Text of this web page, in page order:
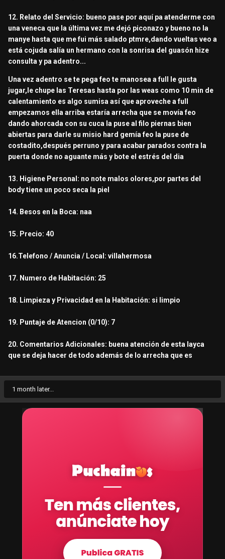
12. Relato del Servicio: bueno pase por aquí pa atenderme con
una veneca que la última vez me dejó piconazo y bueno no la
manye hasta que me fui más salado ptmre,dando vueltas veo a
está cojuda salía un hermano con la sonrisa del guasón hize
consulta y pa adentro...
Una vez adentro se te pega feo te manosea a full le gusta
jugar,le chupe las Teresas hasta por las weas como 10 min de
calentamiento es algo sumisa así que aproveche a full
empezamos ella arriba estaría arrecha que se movía feo
dando ahorcada con su cuca la puse al filo piernas bien
abiertas para darle su misio hard gemía feo la puse de
costadito,después perruno y para acabar parados contra la
puerta donde no aguante más y bote el estrés del dia
13. Higiene Personal: no note malos olores,por partes del
body tiene un poco seca la piel
14. Besos en la Boca: naa
15. Precio: 40
16.Telefono / Anuncia / Local: villahermosa
17. Numero de Habitación: 25
18. Limpieza y Privacidad en la Habitación: si limpio
19. Puntaje de Atencion (0/10): 7
20. Comentarios Adicionales: buena atención de esta layca
que se deja hacer de todo además de lo arrecha que es
1 month later...